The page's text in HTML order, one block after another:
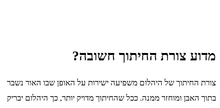
מדוע צורת החיתוך חשובה?
צורת החיתוך של היהלום משפיעה ישירות על האופן שבו האור נשבר
בתוך האבן ומוחזר ממנה. ככל שהחיתוך מדויק יותר, כך היהלום יבריק